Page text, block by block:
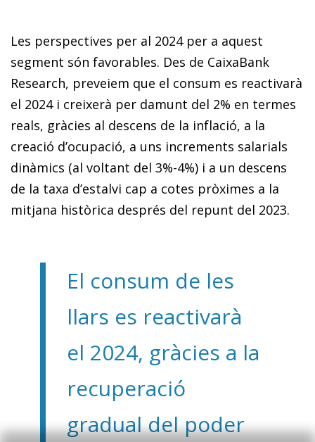
Les perspectives per al 2024 per a aquest
segment són favorables. Des de CaixaBank
Research, preveiem que el consum es reactivarà
el 2024 i creixerà per damunt del 2% en termes
reals, gràcies al descens de la inflació, a la
creació d’ocupació, a uns increments salarials
dinàmics (al voltant del 3%-4%) i a un descens
de la taxa d’estalvi cap a cotes pròximes a la
mitjana històrica després del repunt del 2023.
El consum de les
llars es reactivarà
el 2024, gràcies a la
recuperació
gradual del poder